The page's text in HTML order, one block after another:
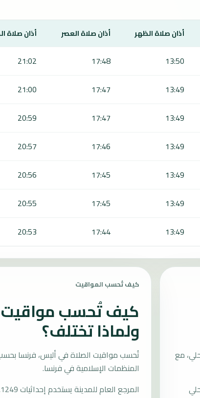
أذان صلاة الظهر أذان صلاة العصر أذان صلاة
13:50
17:48
21:02
13:49
17:47
21:00
13:49
17:47
20:59
13:49
17:46
20:57
13:49
17:45
20:56
13:49
17:45
20:55
13:49
17:44
20:53
مع
كيف تُحسب المواقيت
كيف تُحسب مواقيت
ولماذا تختلف؟
المنظمات الإسلامية في فرنسا.